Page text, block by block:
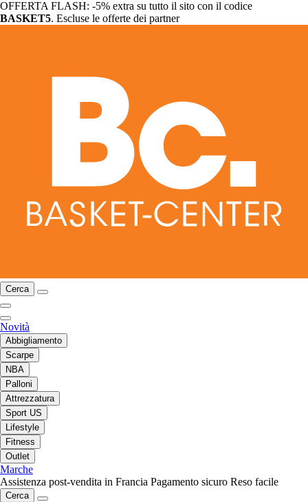
OFFERTA FLASH: -5% extra su tutto il sito con il codice
BASKET5. Escluse le offerte dei partner
Cerca
Novità
Abbigliamento
Scarpe
NBA
Palloni
Attrezzatura
Sport US
Lifestyle
Fitness
Outlet
Marche
Assistenza post-vendita in Francia Pagamento sicuro Reso facile
Cerca